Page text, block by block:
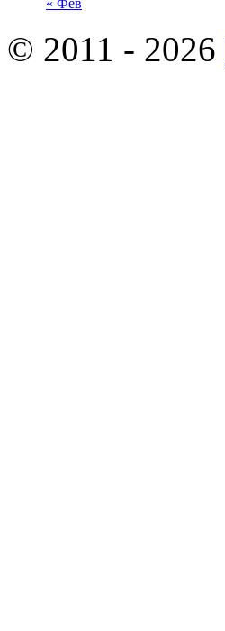
« Фев
© 2011 - 2026